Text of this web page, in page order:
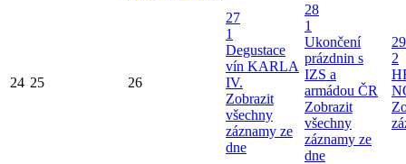
24 25 26
27
1
Degustace
vín KARLA
IV.
Zobrazit
všechny
záznamy ze
dne
28
1
Ukončení
prázdnin s
IZS a
armádou ČR
Zobrazit
všechny
záznamy ze
dne
29
2